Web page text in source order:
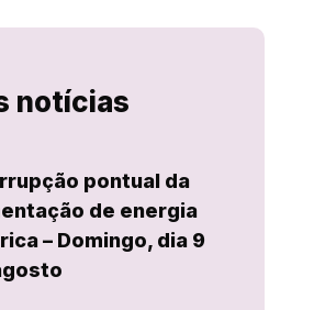
notícias
pontual da
de energia
– Domingo, dia 9